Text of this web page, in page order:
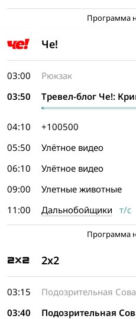
Программа
Че!
03:00
Рюкзак
03:50
Тревел-блог Че!:
04:10
+100500
05:50
Улётное видео
06:10
Улётное видео
09:00
Улетные животные
11:00
Дальнобойщики т/с
Программа
2x2
03:15 Подозрительная
03:40
Подозрительная